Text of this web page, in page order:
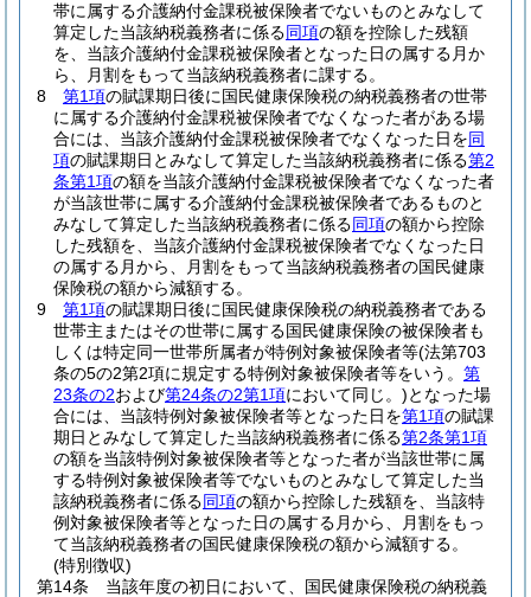
帯に属する介護納付金課税被保険者でないものとみなして
算定した当該納税義務者に係る同項の額を控除した残額
を、当該介護納付金課税被保険者となった日の属する月か
ら、月割をもって当該納税義務者に課する。
8
第1項の賦課期日後に国民健康保険税の納税義務者の世帯
に属する介護納付金課税被保険者でなくなった者がある場
合には、当該介護納付金課税被保険者でなくなった日を同
項の賦課期日とみなして算定した当該納税義務者に係る第2
条第1項の額を当該介護納付金課税被保険者でなくなった者
が当該世帯に属する介護納付金課税被保険者であるものと
みなして算定した当該納税義務者に係る同項の額から控除
した残額を、当該介護納付金課税被保険者でなくなった日
の属する月から、月割をもって当該納税義務者の国民健康
保険税の額から減額する。
9
第1項の賦課期日後に国民健康保険税の納税義務者である
世帯主またはその世帯に属する国民健康保険の被保険者も
しくは特定同一世帯所属者が特例対象被保険者等(法第703
条の5の2第2項に規定する特例対象被保険者等をいう。 第
23条の2および第24条の2第1項において同じ。)となった場
合には、当該特例対象被保険者等となった日を第1項の賦課
期日とみなして算定した当該納税義務者に係る第2条第1項
の額を当該特例対象被保険者等となった者が当該世帯に属
する特例対象被保険者等でないものとみなして算定した当
該納税義務者に係る同項の額から控除した残額を、当該特
例対象被保険者等となった日の属する月から、月割をもっ
て当該納税義務者の国民健康保険税の額から減額する。
(特別徴収)
第14条
当該年度の初日において、国民健康保険税の納税義